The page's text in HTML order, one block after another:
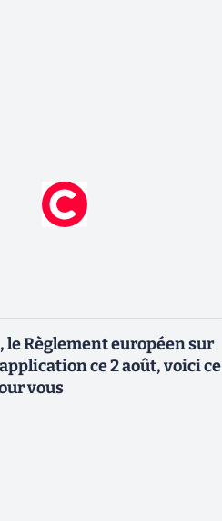
le Règlement européen sur
ce 2 août, voici ce
vous